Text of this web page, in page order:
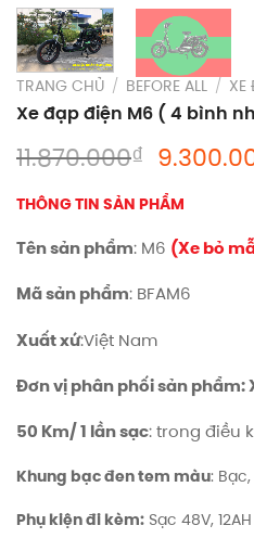
TRANG CHỦ / BEFORE ALL / XE
Xe đạp điện M6 ( 4 bình
11.870.000₫ Giá
là:
THÔNG TIN SẢN PHẨM
Tên sản phẩm: M6 (Xe bỏ
Mã sản phẩm: BFAM6
Xuất xứ:Việt Nam
Đơn vị phân phối sản phẩm:
50 Km/ 1 lần sạc: trong điều
Khung bạc đen tem màu:
Phụ kiện đi kèm: Sạc 48V, 12AH